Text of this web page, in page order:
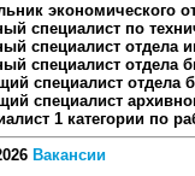
экономического
специалист по
специалист отдела
специалист отдела
специалист отдела
специалист
1 категории по
Вакансии